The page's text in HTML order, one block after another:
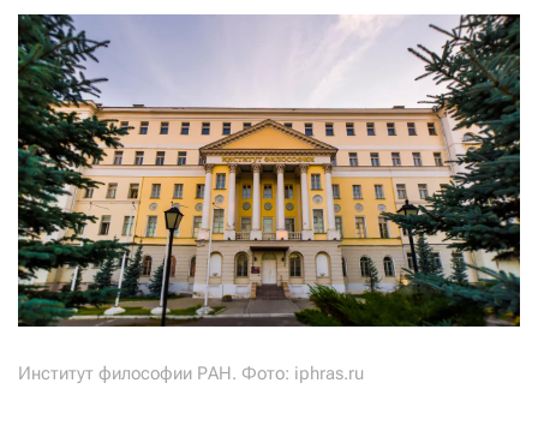
Институт философии РАН. Фото: iphras.ru